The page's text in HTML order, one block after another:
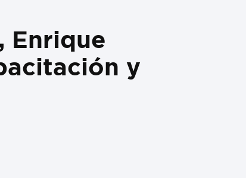
Enrique
y